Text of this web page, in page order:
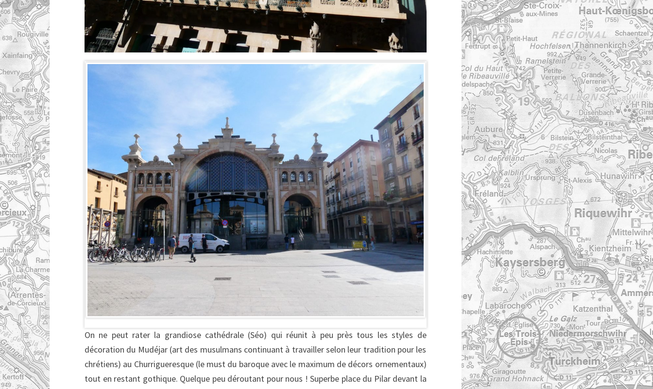
On ne peut rater la grandiose cathédrale (Séo) qui réunit à peu près tous les styles de
décoration du Mudéjar (art des musulmans continuant à travailler selon leur tradition pour les
chrétiens) au Churrigueresque (le must du baroque avec le maximum de décors ornementaux)
tout en restant gothique. Quelque peu déroutant pour nous ! Superbe place du Pilar devant la